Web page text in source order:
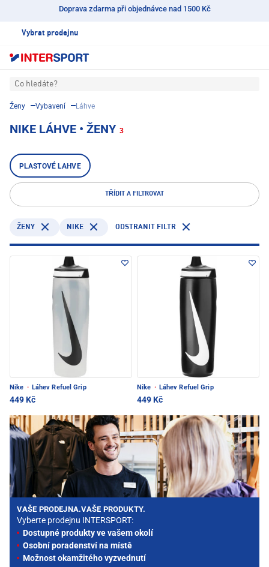
Doprava zdarma při objednávce nad 1500 Kč
Vybrat prodejnu
Co hledáte?
Ženy Vybavení Láhve
NIKE LÁHVE • ŽENY 3
PLASTOVÉ LAHVE
TŘÍDIT A FILTROVAT
ŽENY NIKE ODSTRANIT FILTR
Nike · Láhev Refuel Grip
449 Kč
Nike · Láhev Refuel Grip
449 Kč
VAŠE PRODEJNA.VAŠE PRODUKTY.
Vyberte prodejnu INTERSPORT:
Dostupné produkty ve vašem okolí
Osobní poradenství na místě
Možnost okamžitého vyzvednutí